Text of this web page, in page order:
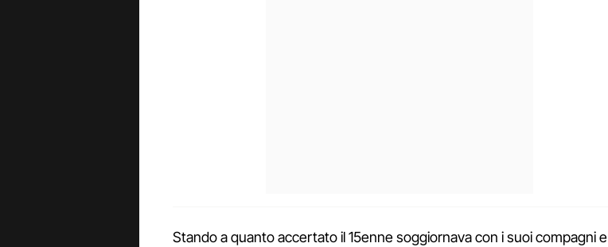
Stando a quanto accertato il 15enne soggiornava con i suoi compagni e